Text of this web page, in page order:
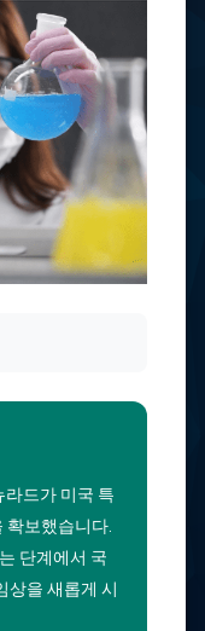
드가 미국 특
보했습니다.
단계에서 국
상을 새롭게 시